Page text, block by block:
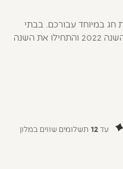
הלובשת חג במיוחד עבורכם. בבתי
המלון של רשת אסטרל תוכלו ליהנות מארוחת חג חגיגית ושלל פעילויות. בעיר אילת, מעבר לאטרקציות שיש לאורך כל השנה, כמו המצפה התת ימי, קניון הקרח ועוד. בואו לאילת בראש השנה 2022 והתחילו את השנה
עד12 תשלומים שווים במלון